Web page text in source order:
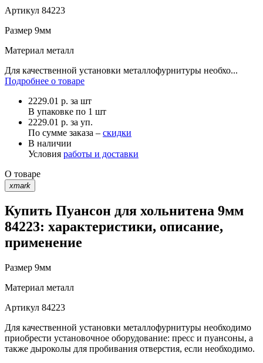
Артикул 84223
Размер 9мм
Материал металл
Для качественной установки металлофурнитуры необхо...
Подробнее о товаре
2229.01 р. за шт
В упаковке по 1 шт
2229.01 р. за уп.
По сумме заказа – скидки
В наличии
Условия работы и доставки
О товаре
xmark
Купить Пуансон для хольнитена 9мм
84223: характеристики, описание,
применение
Размер 9мм
Материал металл
Артикул 84223
Для качественной установки металлофурнитуры необходимо
приобрести установочное оборудование: пресс и пуансоны, а
также дыроколы для пробивания отверстия, если необходимо.